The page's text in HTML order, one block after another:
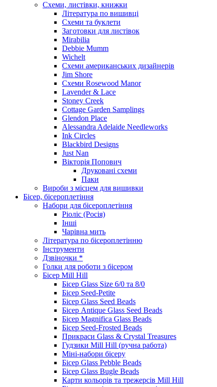
Схеми, листівки, книжки
Література по вишивці
Схеми та буклети
Заготовки для листівок
Mirabilia
Debbie Mumm
Wichelt
Схеми американських дизайнерів
Jim Shore
Cхеми Rosewood Manor
Lavender & Lace
Stoney Creek
Cottage Garden Samplings
Glendon Place
Alessandra Adelaide Needleworks
Ink Circles
Blackbird Designs
Just Nan
Вікторія Попович
Друковані схеми
Паки
Вироби з місцем для вишивки
Бісер, бісероплетіння
Набори для бісероплетіння
Ріоліс (Росія)
Інші
Чарівна мить
Література по бісероплетінню
Інструменти
Дзвіночки *
Голки для роботи з бісером
Бісер Mill Hill
Бісер Glass Size 6/0 та 8/0
Бісер Seed-Petite
Бісер Glass Seed Beads
Бісер Antique Glass Seed Beads
Бісер Magnifica Glass Beads
Бісер Seed-Frosted Beads
Прикраси Glass & Crystal Treasures
Гудзики Mill Hill (ручна работа)
Міні-набори бісеру
Бісер Glass Pebble Beads
Бісер Glass Bugle Beads
Карти кольорів та трежерсів Mill Hill